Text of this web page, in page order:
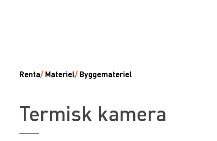
Renta/ Materiel/ Byggemateriel
Termisk kamera